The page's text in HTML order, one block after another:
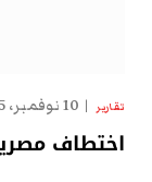
تقارير 10 نوفمبر، 2025
اختطاف